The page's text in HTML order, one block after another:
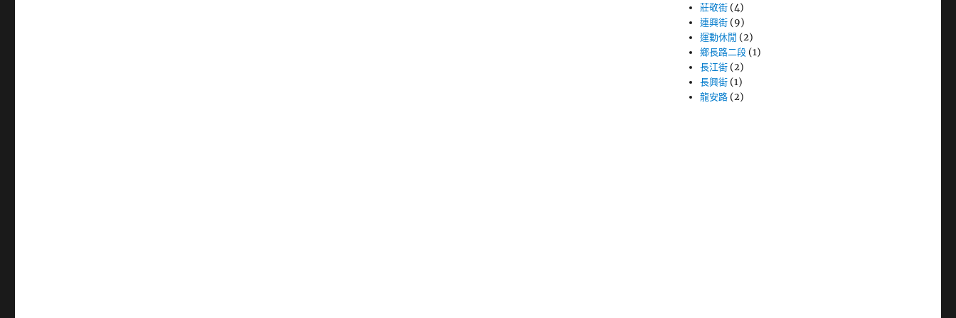
莊敬街 (4)
連興街 (9)
運動休閒 (2)
鄉長路二段 (1)
長江街 (2)
長興街 (1)
龍安路 (2)